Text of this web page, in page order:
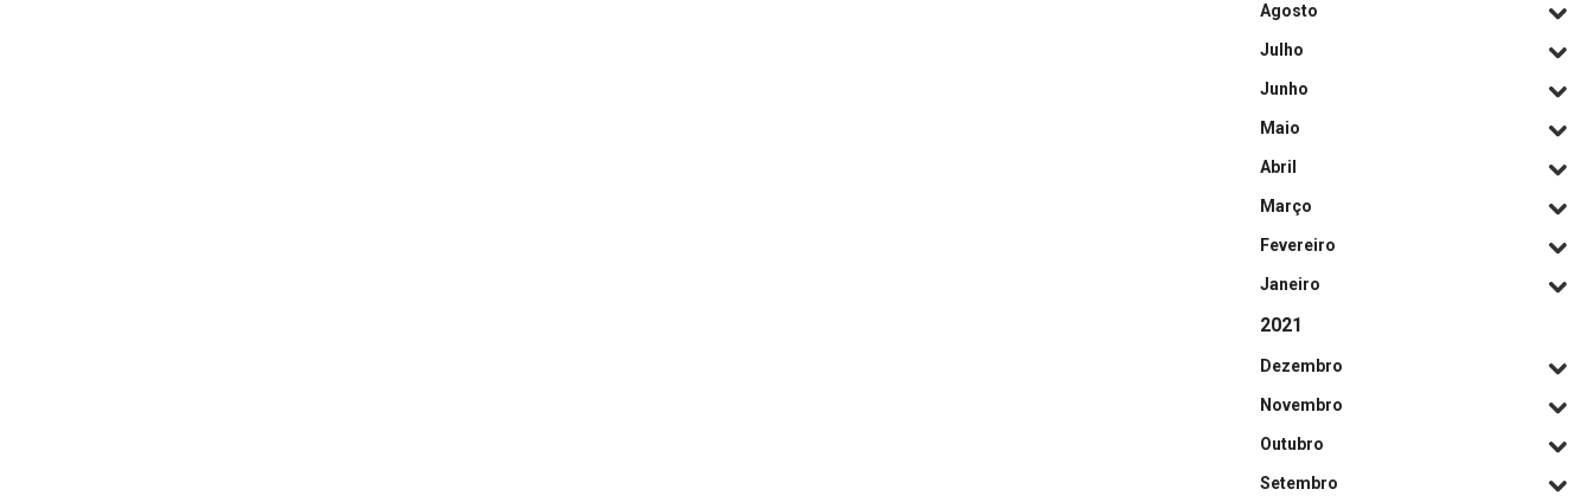
Agosto
Julho
Junho
Maio
Abril
Março
Fevereiro
Janeiro
2021
Dezembro
Novembro
Outubro
Setembro